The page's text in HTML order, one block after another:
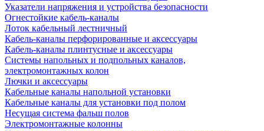
Указатели напряжения и устройства безопасности
Огнестойкие кабель-каналы
Лоток кабельный лестничный
Кабель-каналы перфорированные и аксессуары
Кабель-каналы плинтусные и аксессуары
Системы напольных и подпольных каналов,
электромонтажных колон
Лючки и аксессуары
Кабельные каналы напольной установки
Кабельные каналы для установки под полом
Несущая система фальш полов
Электромонтажные колонны